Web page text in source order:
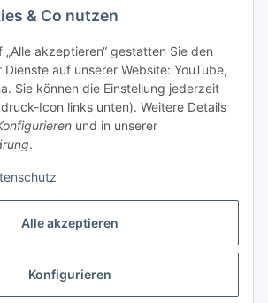
Alle akzeptieren
Konfigurieren
& Co nutzen
„Alle akzeptieren“ gestatten Sie den
auf unserer Website: YouTube,
Sie können die Einstellung jederzeit
Icon links unten). Weitere Details
und in unserer
.